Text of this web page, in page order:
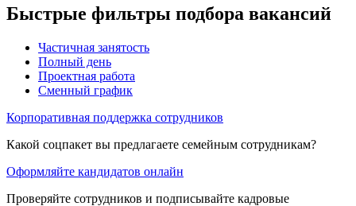
Быстрые фильтры подбора вакансий
Частичная занятость
Полный день
Проектная работа
Сменный график
Корпоративная поддержка сотрудников
Какой соцпакет вы предлагаете семейным сотрудникам?
Оформляйте кандидатов онлайн
Проверяйте сотрудников и подписывайте кадровые